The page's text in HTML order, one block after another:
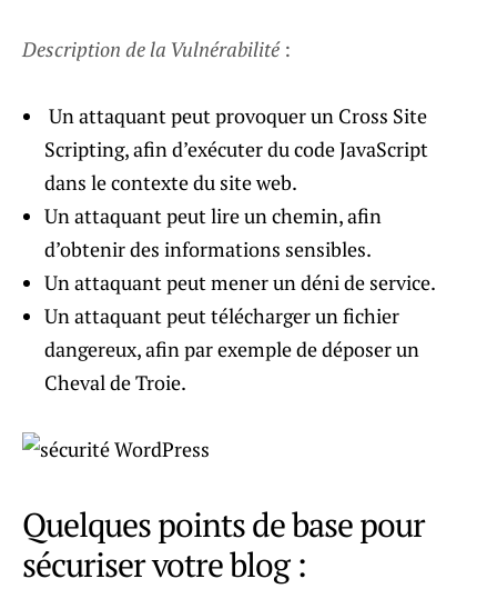
Description de la Vulnérabilité:
Un attaquant peut provoquer un Cross Site
Scripting, afin d’exécuter du code JavaScript
dans le contexte du site web.
Un attaquant peut lire un chemin, afin
d’obtenir des informations sensibles.
Un attaquant peut mener un déni de service.
Un attaquant peut télécharger un fichier
dangereux, afin par exemple de déposer un
Cheval de Troie.
Quelques points de base pour
sécuriser votre blog :